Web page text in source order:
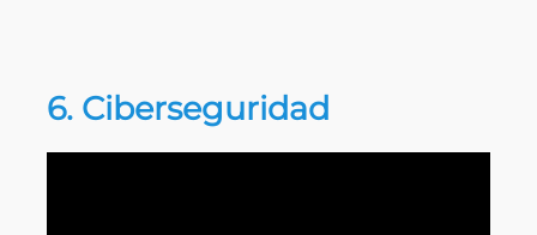
6. Ciberseguridad